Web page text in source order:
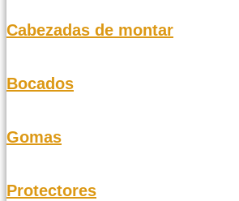
Cabezadas de montar
Bocados
Gomas
Protectores